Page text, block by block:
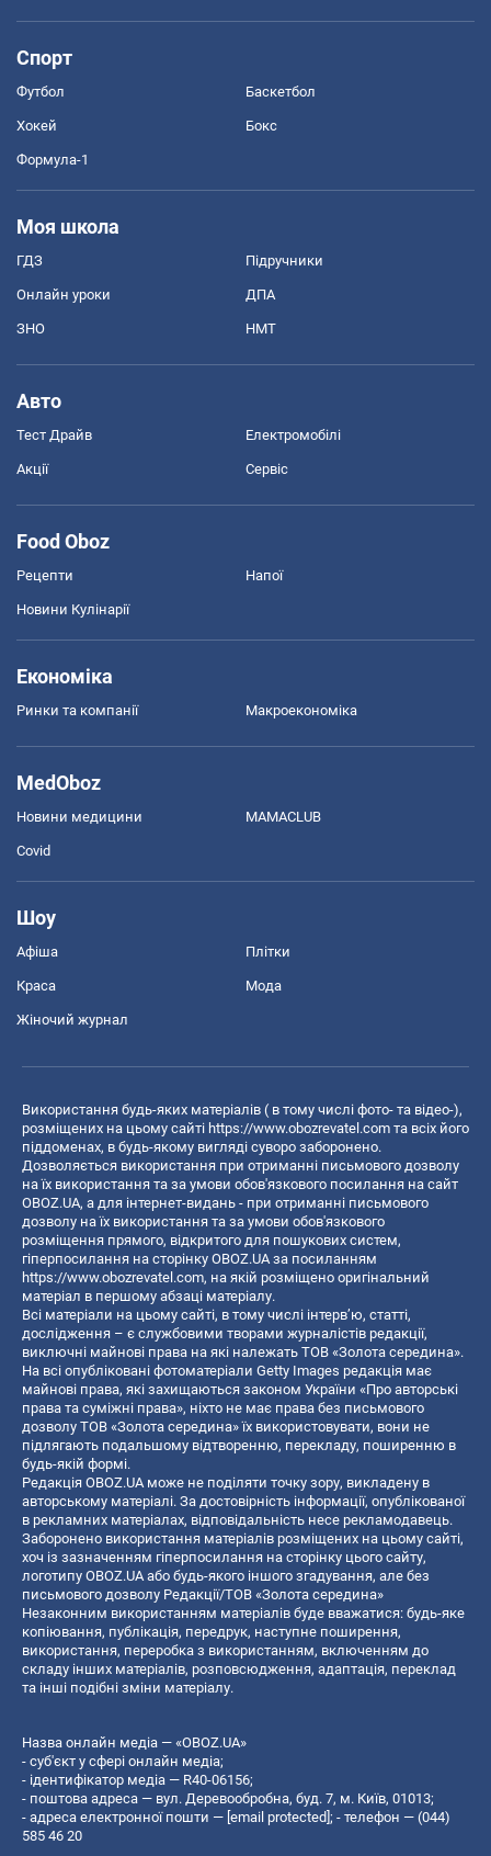
Спорт
Футбол Баскетбол
Хокей Бокс
Формула-1
Моя школа
ГДЗ Підручники
Онлайн уроки ДПА
ЗНО НМТ
Авто
Тест Драйв Електромобілі
Акції Сервіс
Food Oboz
Рецепти Напої
Новини Кулінарії
Економіка
Ринки та компанії Макроекономіка
MedOboz
Новини медицини MAMACLUB
Covid
Шоу
Афіша Плітки
Краса Мода
Жіночий журнал
Використання будь-яких матеріалів ( в тому числі фото- та відео-),
розміщених на цьому сайті https://www.obozrevatel.com та всіх його
піддоменах, в будь-якому вигляді суворо заборонено.
Дозволяється використання при отриманні письмового дозволу
на їх використання та за умови обов'язкового посилання на сайт
OBOZ.UA, а для інтернет-видань - при отриманні письмового
дозволу на їх використання та за умови обов'язкового
розміщення прямого, відкритого для пошукових систем,
гіперпосилання на сторінку OBOZ.UA за посиланням
https://www.obozrevatel.com, на якій розміщено оригінальний
матеріал в першому абзаці матеріалу.
Всі матеріали на цьому сайті, в тому числі інтерв’ю, статті,
дослідження – є службовими творами журналістів редакції,
виключні майнові права на які належать ТОВ «Золота середина».
На всі опубліковані фотоматеріали Getty Images редакція має
майнові права, які захищаються законом України «Про авторські
права та суміжні права», ніхто не має права без письмового
дозволу ТОВ «Золота середина» їх використовувати, вони не
підлягають подальшому відтворенню, перекладу, поширенню в
будь-якій формі.
Редакція OBOZ.UA може не поділяти точку зору, викладену в
авторському матеріалі. За достовірність інформації, опублікованої
в рекламних матеріалах, відповідальність несе рекламодавець.
Заборонено використання матеріалів розміщених на цьому сайті,
хоч із зазначенням гіперпосилання на сторінку цього сайту,
логотипу OBOZ.UA або будь-якого іншого згадування, але без
письмового дозволу Редакції/ТОВ «Золота середина»
Незаконним використанням матеріалів буде вважатися: будь-яке
копiювання, публiкацiя, передрук, наступне поширення,
використання, переробка з використанням, включенням до
складу інших матеріалів, розповсюдження, адаптація, переклад
та інші подібні зміни матеріалу.
Назва онлайн медіа — «OBOZ.UA»
- суб'єкт у сфері онлайн медіа;
- ідентифікатор медіа — R40-06156;
- поштова адреса — вул. Деревообробна, буд. 7, м. Київ, 01013;
- адреса електронної пошти — [email protected]; - телефон — (044)
585 46 20